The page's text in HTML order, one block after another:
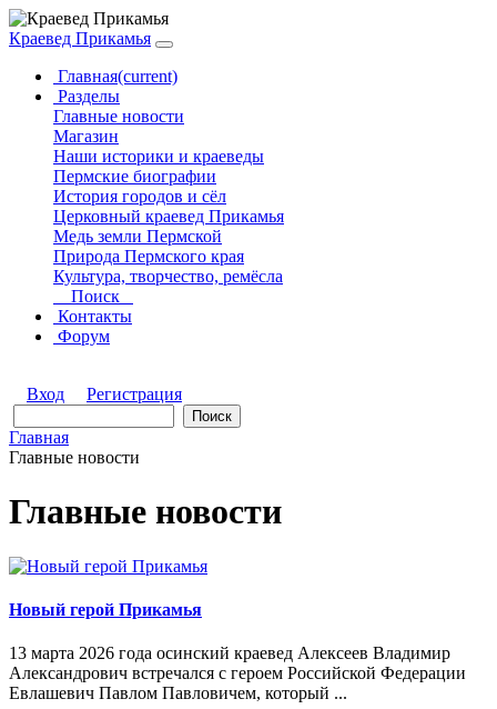
Краевед Прикамья
Главная(current)
Разделы
Главные новости
Магазин
Наши историки и краеведы
Пермские биографии
История городов и сёл
Церковный краевед Прикамья
Медь земли Пермской
Природа Пермского края
Культура, творчество, ремёсла
Поиск
Контакты
Форум
Вход Регистрация
Главная
Главные новости
Главные новости
Новый герой Прикамья
13 марта 2026 года осинский краевед Алексеев Владимир
Александрович встречался с героем Российской Федерации
Евлашевич Павлом Павловичем, который ...